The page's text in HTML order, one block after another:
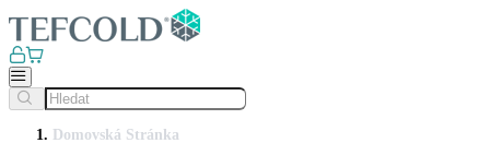
Domovská Stránka